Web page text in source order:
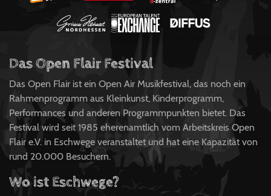
Das Open Flair Festival
Das Open Flair ist ein Open Air Musikfestival, das noch ein
Rahmenprogramm aus Kleinkunst, Kinderprogramm,
Performances und anderen Programmpunkten bietet. Das
Festival wird seit 1985 eherenamtlich vom Arbeitskreis Open
Flair e.V. in Eschwege veranstaltet und hat eine Kapazität von
rund 20.000 Besuchern.
Wo ist Eschwege?